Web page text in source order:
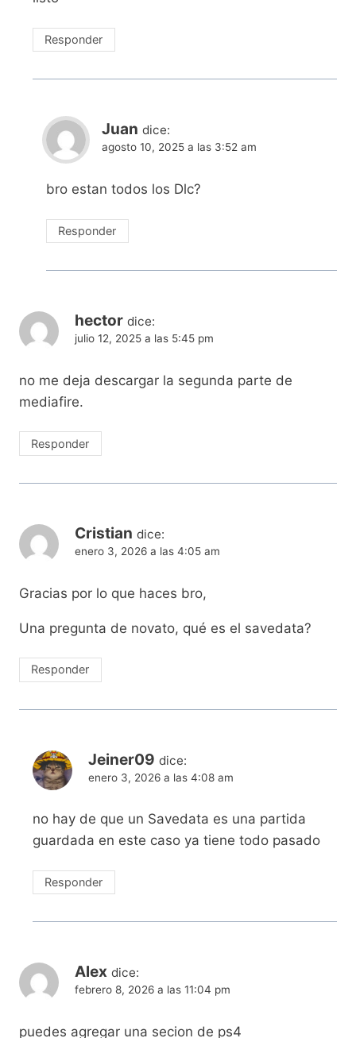
Responder
Juan dice:
agosto 10, 2025 a las 3:52 am
bro estan todos los Dlc?
Responder
hector dice:
julio 12, 2025 a las 5:45 pm
no me deja descargar la segunda parte de
mediafire.
Responder
Cristian dice:
enero 3, 2026 a las 4:05 am
Gracias por lo que haces bro,
Una pregunta de novato, qué es el savedata?
Responder
Jeiner09 dice:
enero 3, 2026 a las 4:08 am
no hay de que un Savedata es una partida
guardada en este caso ya tiene todo pasado
Responder
Alex dice:
febrero 8, 2026 a las 11:04 pm
puedes agregar una secion de ps4